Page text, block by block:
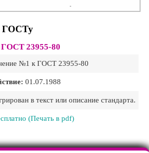
ГОСТу
23955-80
№1 к ГОСТ 23955-80
01.07.1988
в текст или описание стандарта.
(Печать в pdf)